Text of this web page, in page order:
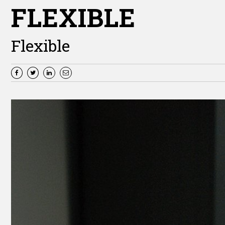
FLEXIBLE
Flexible